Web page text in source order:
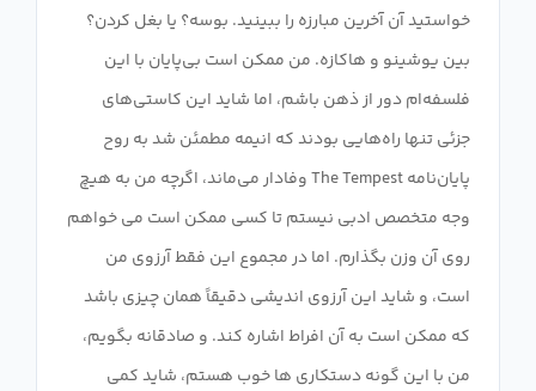
خواستید آن آخرین مبارزه را ببینید. بوسه؟ یا بغل کردن؟
بین یوشینو و هاکازه. من ممکن است بی‌پایان با این
فلسفه‌ام دور از ذهن باشم، اما شاید این کاستی‌های
جزئی تنها راه‌هایی بودند که انیمه مطمئن شد به روح
پایان‌نامه The Tempest وفادار می‌ماند، اگرچه من به هیچ
وجه متخصص ادبی نیستم تا کسی ممکن است می خواهم
روی آن وزن بگذارم. اما در مجموع این فقط آرزوی من
است، و شاید این آرزوی اندیشی دقیقاً همان چیزی باشد
که ممکن است به آن افراط اشاره کند. و صادقانه بگویم،
من با این گونه دستکاری ها خوب هستم، شاید کمی